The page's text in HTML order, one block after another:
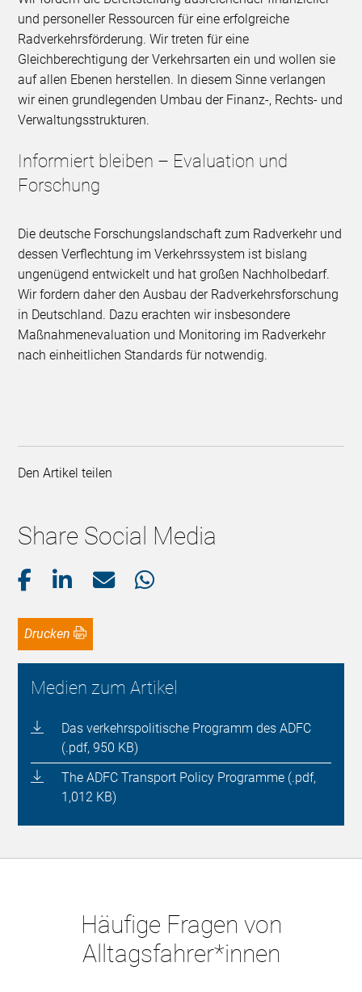
und personeller Ressourcen für eine erfolgreiche
Radverkehrsförderung. Wir treten für eine
Gleichberechtigung der Verkehrsarten ein und wollen sie
auf allen Ebenen herstellen. In diesem Sinne verlangen
wir einen grundlegenden Umbau der Finanz-, Rechts- und
Verwaltungsstrukturen.
Informiert bleiben – Evaluation und
Forschung
Die deutsche Forschungslandschaft zum Radverkehr und
dessen Verflechtung im Verkehrssystem ist bislang
ungenügend entwickelt und hat großen Nachholbedarf.
Wir fordern daher den Ausbau der Radverkehrsforschung
in Deutschland. Dazu erachten wir insbesondere
Maßnahmenevaluation und Monitoring im Radverkehr
nach einheitlichen Standards für notwendig.
Den Artikel teilen
Share Social Media
Drucken
Medien zum Artikel
Das verkehrspolitische Programm des ADFC
(.pdf, 950 KB)
The ADFC Transport Policy Programme (.pdf,
1,012 KB)
Häufige Fragen von
Alltagsfahrer*innen